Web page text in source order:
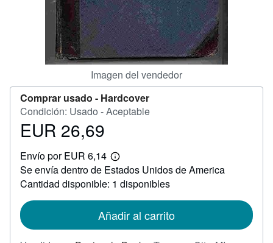
Imagen del vendedor
Comprar usado - Hardcover
Condición: Usado - Aceptable
Precio
26,69
EUR 26,69
Envío por EUR 6,14
Más
información
sobre
las
envío
Se envía dentro de Estados Unidos de America
Cantidad disponible: 1 disponibles
Añadir al carrito